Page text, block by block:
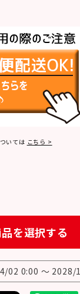
いては こちら >
を選択する
02 0:00 〜 2028/